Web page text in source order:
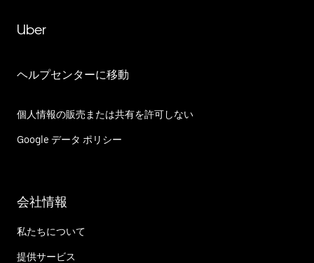
Uber
ヘルプセンターに移動
個人情報の販売または共有を許可しない
Google データ ポリシー
会社情報
私たちについて
提供サービス